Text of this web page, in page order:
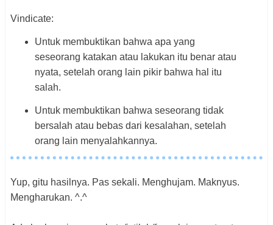
Vindicate:
Untuk membuktikan bahwa apa yang
seseorang katakan atau lakukan itu benar atau
nyata, setelah orang lain pikir bahwa hal itu
salah.
Untuk membuktikan bahwa seseorang tidak
bersalah atau bebas dari kesalahan, setelah
orang lain menyalahkannya.
Yup, gitu hasilnya. Pas sekali. Menghujam. Maknyus.
Mengharukan. ^.^